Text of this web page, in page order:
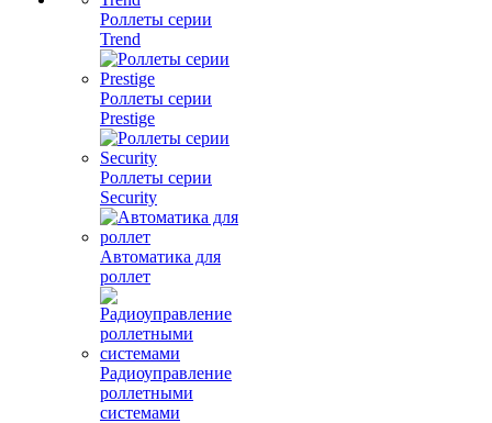
Роллеты серии
Trend
Роллеты серии
Prestige
Роллеты серии
Security
Автоматика для
роллет
Радиоуправление
роллетными
системами